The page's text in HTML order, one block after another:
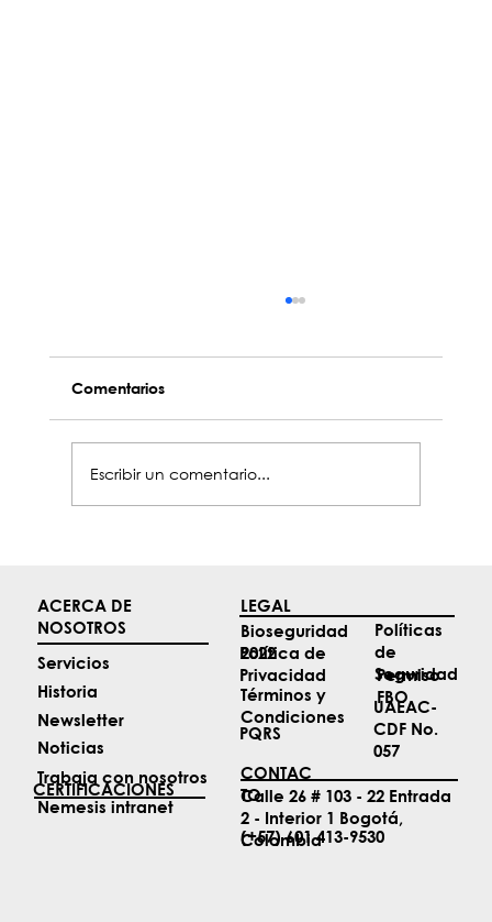
Comentarios
Escribir un comentario...
Trabaja con nosotros
Noticias
Newsletter
Historia
Servicios
ACERCA DE
NOSOTROS
Nemesis intranet
LEGAL
Bioseguridad
2022
Política de
Privacidad
Términos y
Condiciones
PQRS
Políticas
de
Seguridad
Permiso
FBO
UAEAC-
CDF No.
057
CERTIFICACIONES
(+57) 601 413-9530
Calle 26 # 103 - 22 Entrada
2 - Interior 1 Bogotá,
Colombia
CONTAC
TO